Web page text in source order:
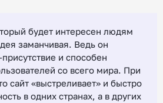
будет интересен людям
заманчивая. Ведь он
и способен
со всего мира. При
сайт «выстреливает» и быстро
в одних странах, а в других